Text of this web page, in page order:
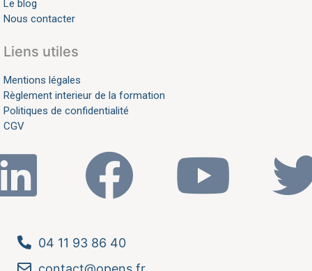
Le blog
Nous contacter
Liens utiles
Mentions légales
Règlement interieur de la formation
Politiques de confidentialité
CGV
04 11 93 86 40